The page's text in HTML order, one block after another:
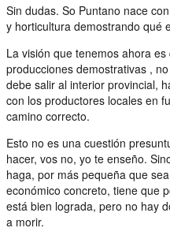
Sin dudas. So Puntano nace
y horticultura demostrando qué
La visión que tenemos ahora
producciones demostrativas ,
debe salir al interior provincial,
con los productores locales en
camino correcto.
Esto no es una cuestión
hacer, vos no, yo te enseño.
haga, por más pequeña que
económico concreto, tiene que
está bien lograda, pero no hay
a morir.